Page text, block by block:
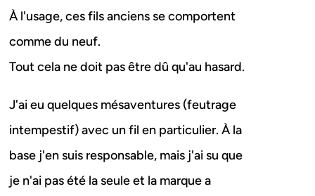
À l'usage, ces fils anciens se comportent
comme du neuf.
Tout cela ne doit pas être dû qu'au hasard.
J'ai eu quelques mésaventures (feutrage
intempestif) avec un fil en particulier. À la
base j'en suis responsable, mais j'ai su que
je n'ai pas été la seule et la marque a